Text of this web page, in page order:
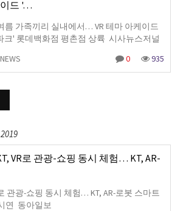
드 '…
름 가족끼리 실내에서… VR 테마 아케이드
크' 롯데백화점 평촌점 상륙 시사뉴스저널
0 935
VR로 관광-쇼핑 동시 체험… KT, AR-
관광-쇼핑 동시 체험… KT, AR-로봇 스마트
연 동아일보